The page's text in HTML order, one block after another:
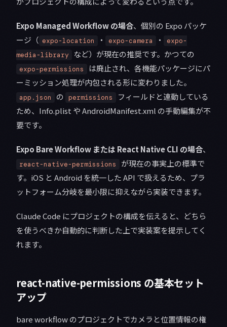
Expo Managed Workflow の場合、個別の Expo パッケ
ージ（ expo-location ・ expo-camera ・
expo-
media-library
など）が現在の推奨です。かつての
expo-permissions
は廃止され、各機能パッケージにパ
ーミッション処理が内包される形に変わりました。
app.json の permissions
フィールドと連動している
ため、Info.plist や AndroidManifest.xml の手動編集が不
要です。
Expo Bare Workflow または React Native CLI の場合、
react-native-permissions
が現在の事実上の標準で
す。iOS と Android を統一した API で扱えるため、プラ
ットフォーム分岐を最小限に抑えながら実装できます。
Claude Code にプロジェクトの構成を伝えると、どちら
を使うべきか自動的に判断した上で実装案を提示してく
れます。
react-native-permissions の基本セット
アップ
bare workflow のプロジェクトでカメラと位置情報の権